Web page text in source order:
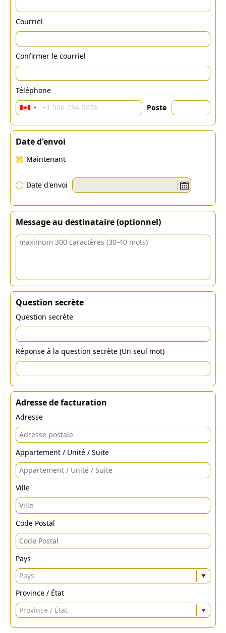
Courriel
Confirmer le courriel
Téléphone
Poste
Date d'envoi
Maintenant
Date d'envoi
Message au destinataire (optionnel)
Question secrète
Question secrète
Réponse à la question secrète (Un seul mot)
Adresse de facturation
Adresse
Appartement / Unité / Suite
Ville
Code Postal
Pays
Pays
Province / État
Province / État